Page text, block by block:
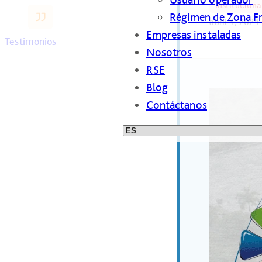
Régimen de Zona
Empresas instaladas
Nosotros
RSE
Blog
Contáctanos
Testimonios
abril 4, 2024